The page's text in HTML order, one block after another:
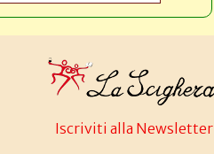
Iscriviti alla Newsletter